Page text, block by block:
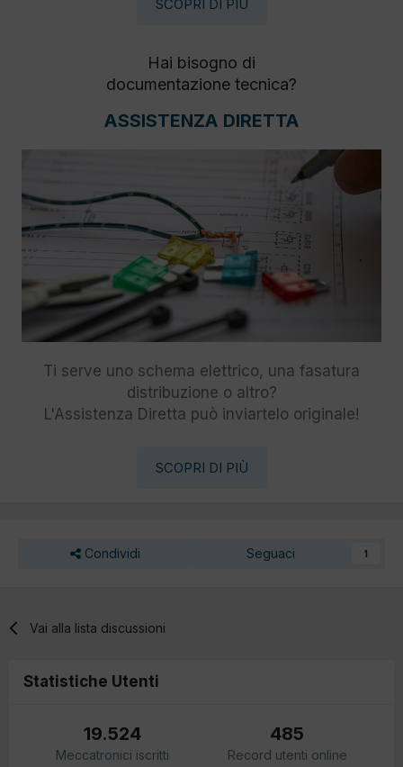
SCOPRI DI PIÙ
Hai bisogno di
documentazione tecnica?
ASSISTENZA DIRETTA
Ti serve uno schema elettrico, una fasatura
distribuzione o altro?
L'Assistenza Diretta può inviartelo originale!
SCOPRI DI PIÙ
Condividi Seguaci 1
Vai alla lista discussioni
Statistiche Utenti
19.524
Meccatronici iscritti
485
Record utenti online